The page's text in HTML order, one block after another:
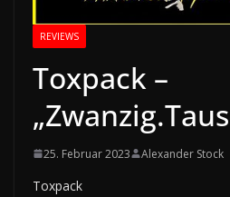
REVIEWS
Toxpack –
25. Februar 2023 Alexander Stock
Toxpack